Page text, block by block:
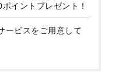
イントプレゼント！
ービスをご用意して